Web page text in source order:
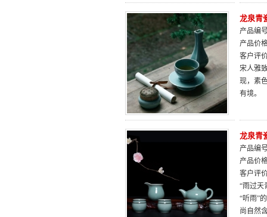
龙泉青
产品编
产品价
客户评
宋人雅
现，素
有境。
龙泉青
产品编
产品价
客户评
“雨过天
“听雨”
尚自然